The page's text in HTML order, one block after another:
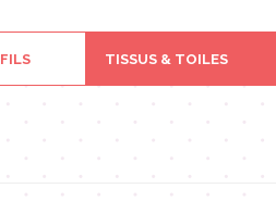
FILS TISSUS & TOILES